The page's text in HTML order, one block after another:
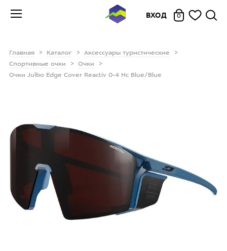
ВХОД 0
Главная Каталог
Аксессуары туристические
Спортивные очки
Очки
Очки Julbo Edge Cover Reactiv 0-4 Hc Blue/Blue